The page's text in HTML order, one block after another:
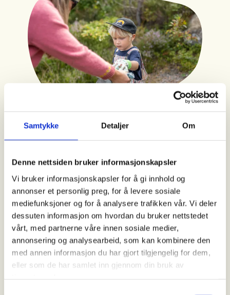
Samtykke Detaljer Om
Denne nettsiden bruker informasjonskapsler
Vi bruker informasjonskapsler for å gi innhold og
annonser et personlig preg, for å levere sosiale
mediefunksjoner og for å analysere trafikken vår. Vi deler
dessuten informasjon om hvordan du bruker nettstedet
vårt, med partnerne våre innen sosiale medier,
annonsering og analysearbeid, som kan kombinere den
med annen informasjon du har gjort tilgjengelig for dem,
eller som de har samlet inn gjennom din bruk av
NYHETER
Dette irriterer nordmenn mest
på tur
som oftest ødelegger turopplevelsen for
folk.